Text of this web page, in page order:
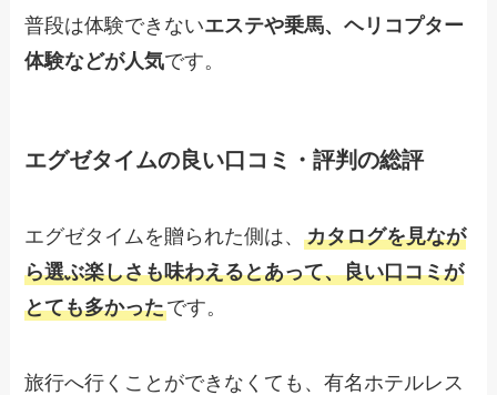
普段は体験できないエステや乗馬、ヘリコプター
体験などが人気です。
エグゼタイムの良い口コミ・評判の総評
エグゼタイムを贈られた側は、カタログを見なが
ら選ぶ楽しさも味わえるとあって、良い口コミが
とても多かったです。
旅行へ行くことができなくても、有名ホテルレス